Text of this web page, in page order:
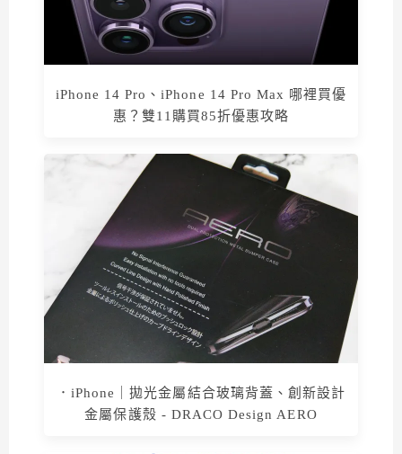
iPhone 14 Pro、iPhone 14 Pro Max 哪裡買優
惠？雙11購買85折優惠攻略
．iPhone｜拋光金屬結合玻璃背蓋、創新設計
金屬保護殼 - DRACO Design AERO